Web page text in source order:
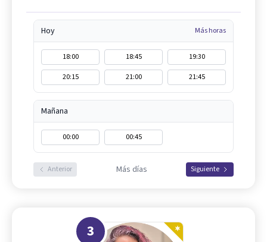
Hoy Más horas
18:00 18:45
19:30
20:15
21:00 21:45
Mañana
00:00 00:45
Anterior Más días Siguiente
3